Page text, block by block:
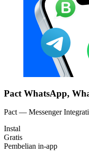
Pact WhatsApp,
Pact — Messenger
Instal
Gratis
Pembelian in-app